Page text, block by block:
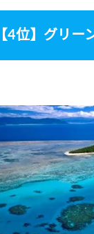
【4位】グリー